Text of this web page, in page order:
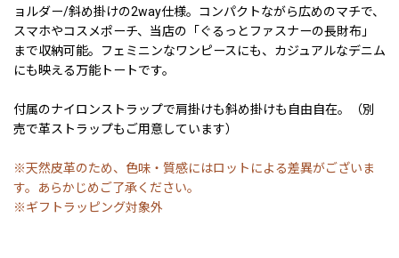
ョルダー/斜め掛けの2way仕様。コンパクトながら広めのマチで、
スマホやコスメポーチ、当店の「ぐるっとファスナーの長財布」
まで収納可能。フェミニンなワンピースにも、カジュアルなデニム
にも映える万能トートです。
付属のナイロンストラップで肩掛けも斜め掛けも自由自在。（別
売で革ストラップもご用意しています）
※天然皮革のため、色味・質感にはロットによる差異がございま
す。あらかじめご了承ください。
※ギフトラッピング対象外